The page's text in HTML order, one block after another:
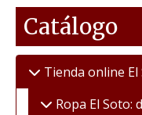
Catálogo
Tienda online El
Ropa El Soto: